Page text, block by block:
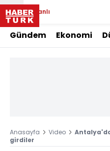
Canlı
Gündem Ekonomi
Anasayfa Video
girdiler